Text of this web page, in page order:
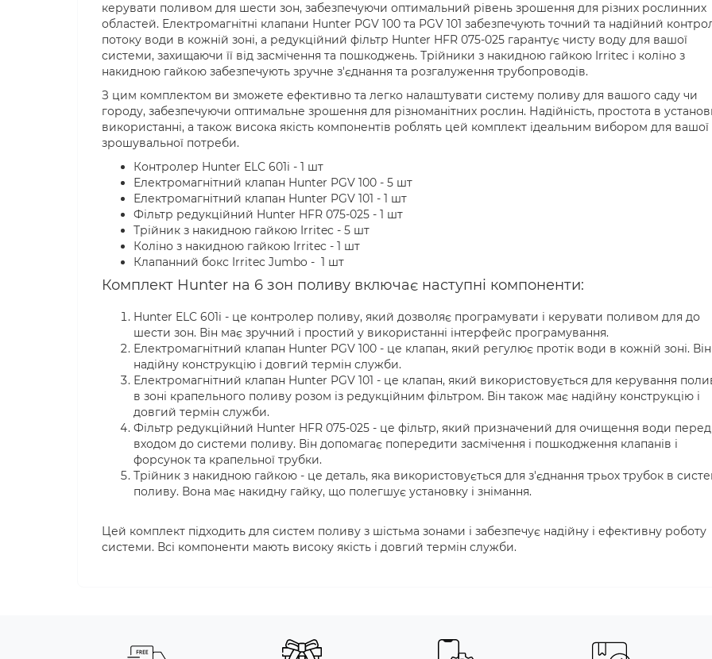
керувати поливом для шести зон, забезпечуючи оптимальний рівень зрошення для різних рослинних
областей. Електромагнітні клапани Hunter PGV 100 та PGV 101 забезпечують точний та надійний
потоку води в кожній зоні, а редукційний фільтр Hunter HFR 075-025 гарантує чисту воду для вашої
системи, захищаючи її від засмічення та пошкоджень. Трійники з накидною гайкою Irritec і коліно з
накидною гайкою забезпечують зручне з'єднання та розгалуження трубопроводів.
З цим комплектом ви зможете ефективно та легко налаштувати систему поливу для вашого саду чи
городу, забезпечуючи оптимальне зрошення для різноманітних рослин. Надійність, простота в
використанні, а також висока якість компонентів роблять цей комплект ідеальним вибором для вашої
зрошувальної потреби.
Контролер Hunter ELC 601i - 1 шт
Електромагнітний клапан Hunter PGV 100 - 5 шт
Електромагнітний клапан Hunter PGV 101 - 1 шт
Фільтр редукційний Hunter HFR 075-025 - 1 шт
Трійник з накидною гайкою Irritec - 5 шт
Коліно з накидною гайкою Irritec - 1 шт
Клапанний бокс Irritec Jumbo - 1 шт
Комплект Hunter на 6 зон поливу включає наступні компоненти:
Hunter ELC 601i - це контролер поливу, який дозволяє програмувати і керувати поливом для до
шести зон. Він має зручний і простий у використанні інтерфейс програмування.
Електромагнітний клапан Hunter PGV 100 - це клапан, який регулює протік води в кожній зоні.
надійну конструкцію і довгий термін служби.
Електромагнітний клапан Hunter PGV 101 - це клапан, який використовується для керування
в зоні крапельного поливу розом із редукційним фільтром. Він також має надійну конструкцію і
довгий термін служби.
Фільтр редукційний Hunter HFR 075-025 - це фільтр, який призначений для очищення води перед
входом до системи поливу. Він допомагає попередити засмічення і пошкодження клапанів і
форсунок та крапельної трубки.
Трійник з накидною гайкою - це деталь, яка використовується для з'єднання трьох трубок в
поливу. Вона має накидну гайку, що полегшує установку і знімання.
Цей комплект підходить для систем поливу з шістьма зонами і забезпечує надійну і ефективну роботу
системи. Всі компоненти мають високу якість і довгий термін служби.